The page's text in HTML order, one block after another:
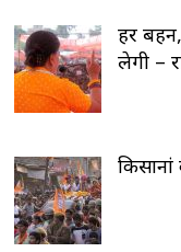
हर
लेगी –